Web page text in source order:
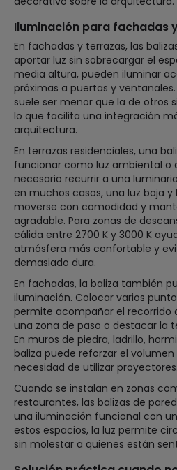
Iluminación para fachadas
En fachadas y terrazas, las
aportar luz sin sobrecargar el
media altura, pueden iluminar
próximas a puertas y
suele ser menor que la de otros
lo que facilita una integración
arquitectura.
En terrazas residenciales, una
funcionar como luz ambiental o
necesario recurrir a una
en muchos casos, una luz baja
moverse con comodidad y
agradable. Para zonas de
cálida entre 2700 K y 3000 K
atmósfera más confortable y
demasiado dura.
En fachadas, la baliza también
iluminación. Colocar varios
permite acompañar el recorrido
una zona de paso o destacar la
En muros de piedra, ladrillo,
baliza puede reforzar el
necesidad de utilizar proyectores.
Cuando se instalan en zonas
restaurantes, las balizas de
una iluminación funcional con
estos espacios, la luz permite
sin molestar a quienes están